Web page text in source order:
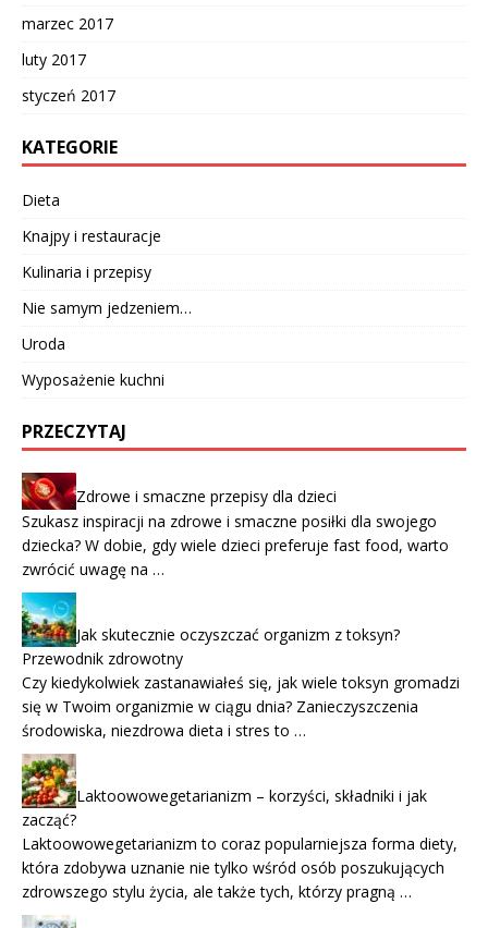
marzec 2017
luty 2017
styczeń 2017
KATEGORIE
Dieta
Knajpy i restauracje
Kulinaria i przepisy
Nie samym jedzeniem…
Uroda
Wyposażenie kuchni
PRZECZYTAJ
Zdrowe i smaczne przepisy dla dzieci
Szukasz inspiracji na zdrowe i smaczne posiłki dla swojego
dziecka? W dobie, gdy wiele dzieci preferuje fast food, warto
zwrócić uwagę na …
Jak skutecznie oczyszczać organizm z toksyn?
Przewodnik zdrowotny
Czy kiedykolwiek zastanawiałeś się, jak wiele toksyn gromadzi
się w Twoim organizmie w ciągu dnia? Zanieczyszczenia
środowiska, niezdrowa dieta i stres to …
Laktoowowegetarianizm – korzyści, składniki i jak
zacząć?
Laktoowowegetarianizm to coraz popularniejsza forma diety,
która zdobywa uznanie nie tylko wśród osób poszukujących
zdrowszego stylu życia, ale także tych, którzy pragną …